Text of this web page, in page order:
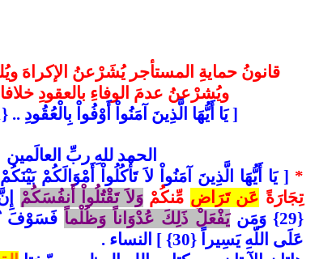
قانونُ حمايةِ المستأجر يُشَرْعنُ الإكراهَ
ويُشرْعنُ عدمَ الوفاءِ بالعقودِ خلافا
[يَا أَيُّهَا الَّذِينَ آمَنُواْ أَوْفُواْ بِالْعُقُودِ .. {1} ] المائدة
الحمد للهِ ربِّ العالَمين
*
[يَا أَيُّهَا الَّذِينَ آمَنُواْ لاَ تَأْكُلُواْ أَمْوَالَكُمْ بَيْنَكُمْ
تِجَارَةً عَن تَرَاضٍ مِّنكُمْ وَلاَ تَقْتُلُواْ أَنفُسَكُمْ
{29} وَمَن
يَفْعَلْ ذَلِكَ عُدْوَاناً وَظُلْماً فَسَوْفَ
عَلَى اللّهِ يَسِيراً {30} ] النساء .